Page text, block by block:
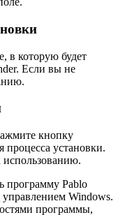
в которую будет
Если вы не
кнопку
процесса установки.
использованию.
программу Pablo
Windows.
программы,